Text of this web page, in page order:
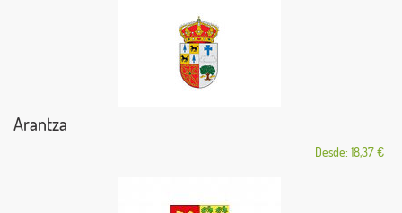
Arantza
Desde: 18,37 €